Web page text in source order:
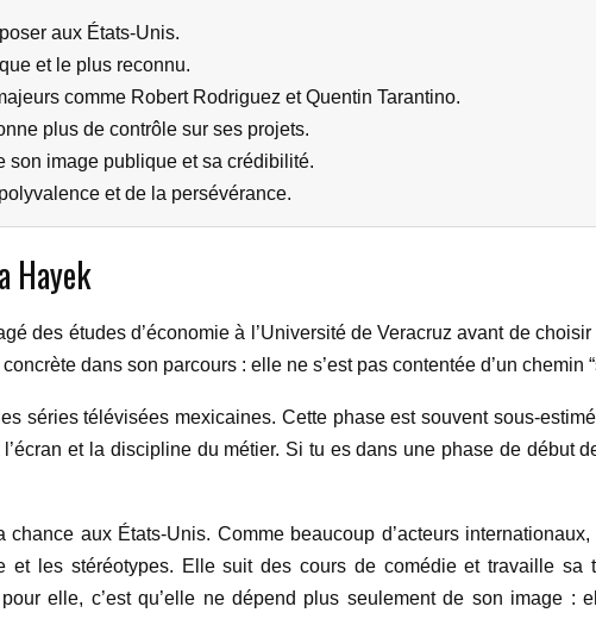
aux États-Unis.
et le plus reconnu.
comme Robert Rodriguez et Quentin Tarantino.
plus de contrôle sur ses projets.
son image publique et sa crédibilité.
et de la persévérance.
Hayek
des études d’économie à l’Université de Veracruz avant de
dans son parcours : elle ne s’est pas contentée d’un chemin
séries télévisées mexicaines. Cette phase est souvent sous-
et la discipline du métier. Si tu es dans une phase de début
aux États-Unis. Comme beaucoup d’acteurs
et les stéréotypes. Elle suit des cours de comédie et travaille
elle, c’est qu’elle ne dépend plus seulement de son image :